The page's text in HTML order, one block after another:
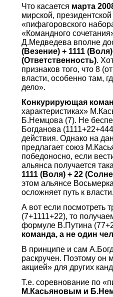
Что касается марта
мирской,
«пифагоровского
«Командного
Д.Медведева вполне
(Везение) + 1111
(Ответственность).
признаков того, что 8
власти, особенно там,
дело».
Конкурирующая
характеристиках»
Б.Немцова (7). Не
Богданова
действия. Однако на
предлагает союз
победоносно, если
альянса получается
1111 (Воля) + 22
этом альянсе
осложняет путь к
А вот если посмотреть
(7+1111+22), то
формуле В.Путина
команда, а не один
В принципе и сам
раскручен. Поэтому он
акцией» для других
Т.е. соревнование по
М.Касьяновым и